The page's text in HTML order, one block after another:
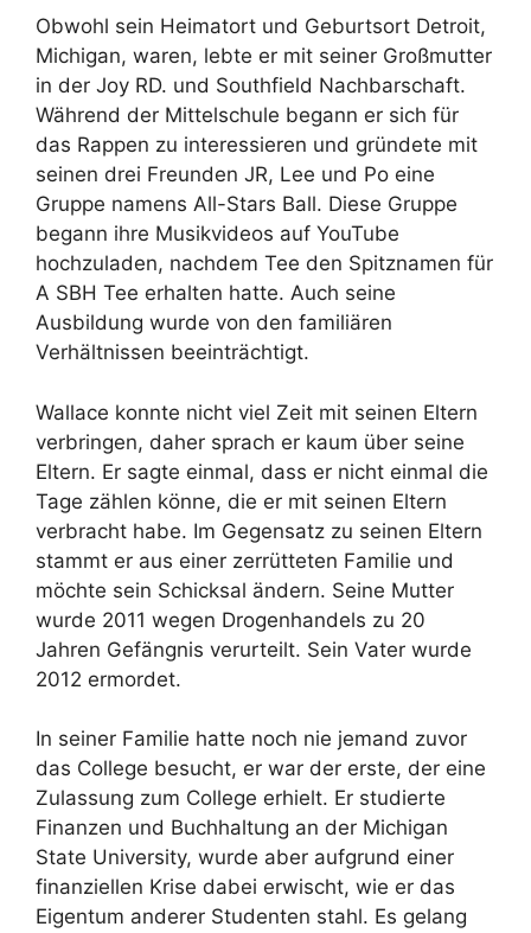
Obwohl sein Heimatort und Geburtsort Detroit,
Michigan, waren, lebte er mit seiner Großmutter
in der Joy RD. und Southfield Nachbarschaft.
Während der Mittelschule begann er sich für
das Rappen zu interessieren und gründete mit
seinen drei Freunden JR, Lee und Po eine
Gruppe namens All-Stars Ball. Diese Gruppe
begann ihre Musikvideos auf YouTube
hochzuladen, nachdem Tee den Spitznamen für
A SBH Tee erhalten hatte. Auch seine
Ausbildung wurde von den familiären
Verhältnissen beeinträchtigt.
Wallace konnte nicht viel Zeit mit seinen Eltern
verbringen, daher sprach er kaum über seine
Eltern. Er sagte einmal, dass er nicht einmal die
Tage zählen könne, die er mit seinen Eltern
verbracht habe. Im Gegensatz zu seinen Eltern
stammt er aus einer zerrütteten Familie und
möchte sein Schicksal ändern. Seine Mutter
wurde 2011 wegen Drogenhandels zu 20
Jahren Gefängnis verurteilt. Sein Vater wurde
2012 ermordet.
In seiner Familie hatte noch nie jemand zuvor
das College besucht, er war der erste, der eine
Zulassung zum College erhielt. Er studierte
Finanzen und Buchhaltung an der Michigan
State University, wurde aber aufgrund einer
finanziellen Krise dabei erwischt, wie er das
Eigentum anderer Studenten stahl. Es gelang